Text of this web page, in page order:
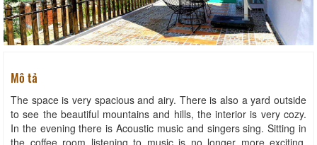
Mô tả
The space is very spacious and airy. There is also a yard outside
to see the beautiful mountains and hills, the interior is very cozy.
In the evening there is Acoustic music and singers sing. Sitting in